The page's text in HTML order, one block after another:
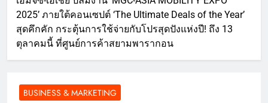
2025’ ภายใต้คอนเซปต์ ‘The Ultimate Deals of the Year’
สุดคึกคัก กระตุ้นการใช้จ่ายกับโปรสุดปังแห่งปี! ถึง 13
ตุลาคมนี้ ที่ศูนย์การค้าสยามพารากอน
BUSINESS & MARKETING